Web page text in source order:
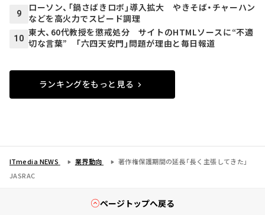
9
ローソン、「鍋さばきロボ」導入拡大 やきそば・チャーハン
などを高火力でスピード調理
10
東大、60代教授を懲戒処分 サイトのHTMLソースに“不適
切な言葉” 「六四天安門」問題が理由と毎日報道
ランキングをもっと見る
ITmedia NEWS 業界動向
著作権保護期間の延長「長く主張してきた」
JASRAC
ページトップへ戻る